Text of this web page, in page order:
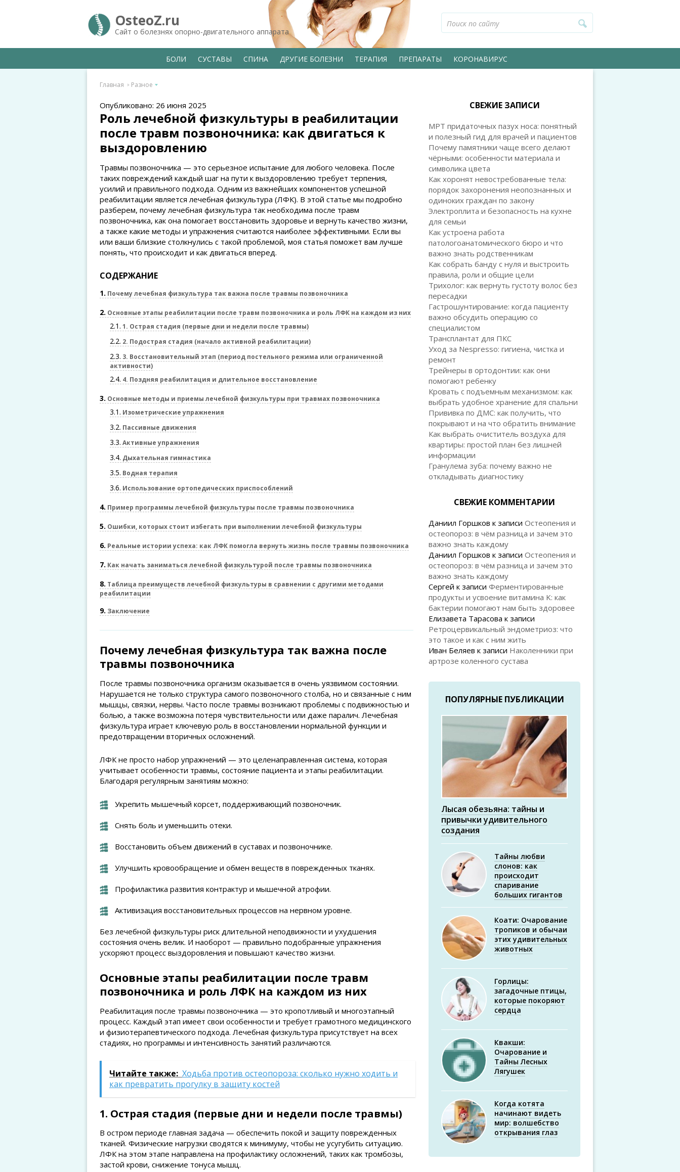
OsteoZ.ru
Сайт о болезнях опорно-двигательного аппарата
БОЛИ СУСТАВЫ СПИНА ДРУГИЕ БОЛЕЗНИ ТЕРАПИЯ ПРЕПАРАТЫ КОРОНАВИРУС
Главная Разное
Опубликовано: 26 июня 2025
Роль лечебной физкультуры в реабилитации
после травм позвоночника: как двигаться к
выздоровлению
Травмы позвоночника — это серьезное испытание для любого человека. После
таких повреждений каждый шаг на пути к выздоровлению требует терпения,
усилий и правильного подхода. Одним из важнейших компонентов успешной
реабилитации является лечебная физкультура (ЛФК). В этой статье мы подробно
разберем, почему лечебная физкультура так необходима после травм
позвоночника, как она помогает восстановить здоровье и вернуть качество жизни,
а также какие методы и упражнения считаются наиболее эффективными. Если вы
или ваши близкие столкнулись с такой проблемой, моя статья поможет вам лучше
понять, что происходит и как двигаться вперед.
СОДЕРЖАНИЕ
1 Почему лечебная физкультура так важна после травмы позвоночника
2 Основные этапы реабилитации после травм позвоночника и роль ЛФК на каждом из них
2.1 1. Острая стадия (первые дни и недели после травмы)
2.2 2. Подострая стадия (начало активной реабилитации)
2.3 3. Восстановительный этап (период постельного режима или ограниченной
активности)
2.4 4. Поздняя реабилитация и длительное восстановление
3 Основные методы и приемы лечебной физкультуры при травмах позвоночника
3.1 Изометрические упражнения
3.2 Пассивные движения
3.3 Активные упражнения
3.4 Дыхательная гимнастика
3.5 Водная терапия
3.6 Использование ортопедических приспособлений
4 Пример программы лечебной физкультуры после травмы позвоночника
5 Ошибки, которых стоит избегать при выполнении лечебной физкультуры
6 Реальные истории успеха: как ЛФК помогла вернуть жизнь после травмы позвоночника
7 Как начать заниматься лечебной физкультурой после травмы позвоночника
8 Таблица преимуществ лечебной физкультуры в сравнении с другими методами
реабилитации
9 Заключение
Почему лечебная физкультура так важна после
травмы позвоночника
После травмы позвоночника организм оказывается в очень уязвимом состоянии.
Нарушается не только структура самого позвоночного столба, но и связанные с ним
мышцы, связки, нервы. Часто после травмы возникают проблемы с подвижностью и
болью, а также возможна потеря чувствительности или даже паралич. Лечебная
физкультура играет ключевую роль в восстановлении нормальной функции и
предотвращении вторичных осложнений.
ЛФК не просто набор упражнений — это целенаправленная система, которая
учитывает особенности травмы, состояние пациента и этапы реабилитации.
Благодаря регулярным занятиям можно:
Укрепить мышечный корсет, поддерживающий позвоночник.
Снять боль и уменьшить отеки.
Восстановить объем движений в суставах и позвоночнике.
Улучшить кровообращение и обмен веществ в поврежденных тканях.
Профилактика развития контрактур и мышечной атрофии.
Активизация восстановительных процессов на нервном уровне.
Без лечебной физкультуры риск длительной неподвижности и ухудшения
состояния очень велик. И наоборот — правильно подобранные упражнения
ускоряют процесс выздоровления и повышают качество жизни.
Основные этапы реабилитации после травм
позвоночника и роль ЛФК на каждом из них
Реабилитация после травмы позвоночника — это кропотливый и многоэтапный
процесс. Каждый этап имеет свои особенности и требует грамотного медицинского
и физиотерапевтического подхода. Лечебная физкультура присутствует на всех
стадиях, но программы и интенсивность занятий различаются.
Читайте также: Ходьба против остеопороза: сколько нужно ходить и
как превратить прогулку в защиту костей
1. Острая стадия (первые дни и недели после травмы)
В остром периоде главная задача — обеспечить покой и защиту поврежденных
тканей. Физические нагрузки сводятся к минимуму, чтобы не усугубить ситуацию.
ЛФК на этом этапе направлена на профилактику осложнений, таких как тромбозы,
застой крови, снижение тонуса мышц.
СВЕЖИЕ ЗАПИСИ
МРТ придаточных пазух носа: понятный
и полезный гид для врачей и пациентов
Почему памятники чаще всего делают
чёрными: особенности материала и
символика цвета
Как хоронят невостребованные тела:
порядок захоронения неопознанных и
одиноких граждан по закону
Электроплита и безопасность на кухне
для семьи
Как устроена работа
патологоанатомического бюро и что
важно знать родственникам
Как собрать банду с нуля и выстроить
правила, роли и общие цели
Трихолог: как вернуть густоту волос без
пересадки
Гастрошунтирование: когда пациенту
важно обсудить операцию со
специалистом
Трансплантат для ПКС
Уход за Nespresso: гигиена, чистка и
ремонт
Трейнеры в ортодонтии: как они
помогают ребенку
Кровать с подъемным механизмом: как
выбрать удобное хранение для спальни
Прививка по ДМС: как получить, что
покрывают и на что обратить внимание
Как выбрать очиститель воздуха для
квартиры: простой план без лишней
информации
Гранулема зуба: почему важно не
откладывать диагностику
СВЕЖИЕ КОММЕНТАРИИ
Даниил Горшков к записи Остеопения и
остеопороз: в чём разница и зачем это
важно знать каждому
Даниил Горшков к записи Остеопения и
остеопороз: в чём разница и зачем это
важно знать каждому
Сергей к записи Ферментированные
продукты и усвоение витамина K: как
бактерии помогают нам быть здоровее
Елизавета Тарасова к записи
Ретроцервикальный эндометриоз: что
это такое и как с ним жить
Иван Беляев к записи Наколенники при
артрозе коленного сустава
ПОПУЛЯРНЫЕ ПУБЛИКАЦИИ
Лысая обезьяна: тайны и
привычки удивительного
создания
Тайны любви
слонов: как
происходит
спаривание
больших гигантов
Коати: Очарование
тропиков и обычаи
этих удивительных
животных
Горлицы:
загадочные птицы,
которые покоряют
сердца
Квакши:
Очарование и
Тайны Лесных
Лягушек
Когда котята
начинают видеть
мир: волшебство
открывания глаз